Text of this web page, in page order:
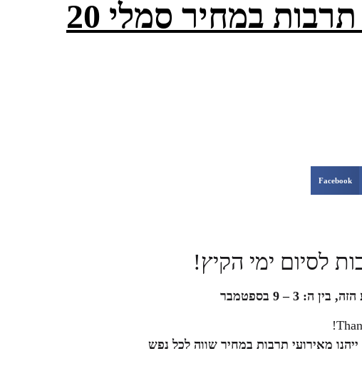
שלהי הקיץ – אירועי תרבות במחיר סמלי 20
Facebook
לסיום ימי הקיץ!
ה: 3 – 9 בספטמבר
מאירועי תרבות במחיר שווה לכל נפש